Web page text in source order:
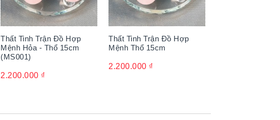
Thất Tinh Trận Đồ Hợp
Mệnh Hỏa - Thổ 15cm
(MS001)
2.200.000 ₫
Thất Tinh Trận Đồ Hợp
Mệnh Thổ 15cm
2.200.000 ₫